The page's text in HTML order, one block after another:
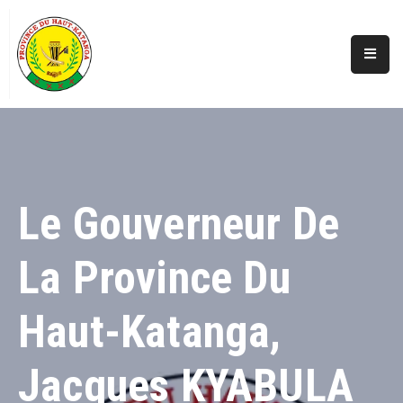
Accueil
Secteurs
Infos
Covid
Perspectives
Galerie
Le Gouverneur De
La Province Du
Haut-Katanga,
Jacques KYABULA